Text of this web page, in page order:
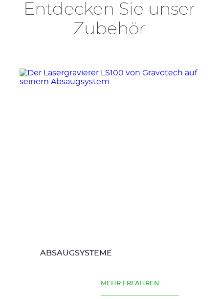
Entdecken Sie unser
Zubehör
ABSAUGSYSTEME
MEHR ERFAHREN